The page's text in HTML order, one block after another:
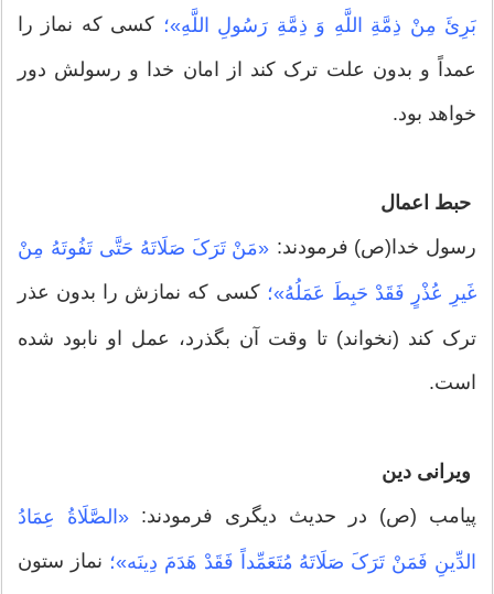
بَرِئَ مِنْ ذِمَّةِ اللَّهِ وَ ذِمَّةِ رَسُولِ اللَّهِ»؛ کسی که نماز را
عمداً و بدون علت ترک کند از امان خدا و رسولش دور
خواهد بود.
حبط اعمال
رسول خدا(ص) فرمودند: «مَنْ تَرَکَ صَلَاتَهُ حَتَّی تَفُوتَهُ مِنْ
غَیرِ عُذْرٍ فَقَدْ حَبِطَ عَمَلُهُ»؛ کسی که نمازش را بدون عذر
ترک کند (نخواند) تا وقت آن بگذرد، عمل او نابود شده
است.
ویرانی دین
پیامب (ص) در حدیث دیگری فرمودند:«الصَّلَاةُ عِمَادُ
الدِّینِ فَمَنْ تَرَکَ صَلَاتَهُ مُتَعَمِّداً فَقَدْ هَدَمَ دِینَه»؛ نماز ستون